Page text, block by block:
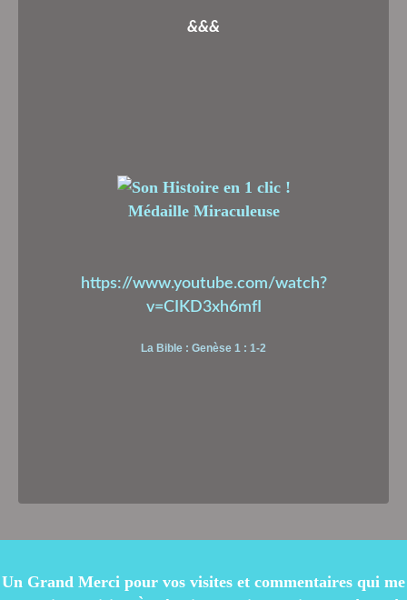
&&&
Médaille Miraculeuse
https://www.youtube.com/watch?
v=CIKD3xh6mfI
La Bible : Genèse 1 : 1-2
Un Grand Merci pour vos visites et commentaires qui me